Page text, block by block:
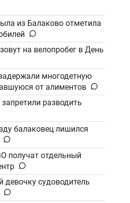
из Балаково отметила
на велопробег в День
многодетную
от алиментов
разводить
балаковец лишился
получат отдельный
девочку судоводитель